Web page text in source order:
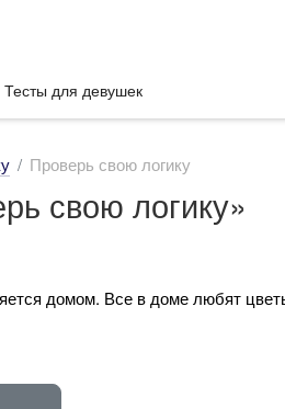
Тесты для девушек
Проверь свою логику
свою логику»
домом. Все в доме любят